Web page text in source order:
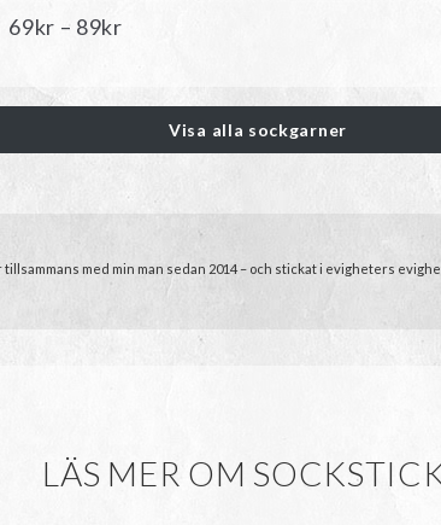
69kr – 89krPrisintervall:
Visa alla sockgarner
med min man sedan 2014 – och stickat i evigheters
LÄS MER OM